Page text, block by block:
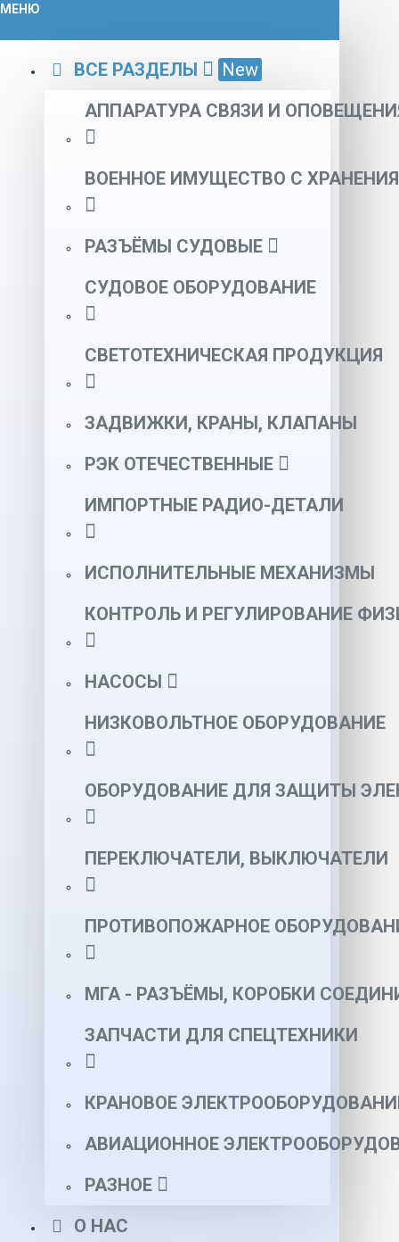
МЕНЮ
ВСЕ РАЗДЕЛЫ
New
АППАРАТУРА СВЯЗИ И
ВОЕННОЕ ИМУЩЕСТВО С ХРАНЕНИЯ
РАЗЪЁМЫ СУДОВЫЕ
СУДОВОЕ ОБОРУДОВАНИЕ
СВЕТОТЕХНИЧЕСКАЯ ПРОДУКЦИЯ
ЗАДВИЖКИ, КРАНЫ, КЛАПАНЫ
РЭК ОТЕЧЕСТВЕННЫЕ
ИМПОРТНЫЕ РАДИО-ДЕТАЛИ
ИСПОЛНИТЕЛЬНЫЕ МЕХАНИЗМЫ
КОНТРОЛЬ И РЕГУЛИРОВАНИЕ
НАСОСЫ
НИЗКОВОЛЬТНОЕ ОБОРУДОВАНИЕ
ОБОРУДОВАНИЕ ДЛЯ ЗАЩИТЫ
ПЕРЕКЛЮЧАТЕЛИ, ВЫКЛЮЧАТЕЛИ
ПРОТИВОПОЖАРНОЕ
МГА - РАЗЪЁМЫ, КОРОБКИ
ЗАПЧАСТИ ДЛЯ СПЕЦТЕХНИКИ
КРАНОВОЕ
АВИАЦИОННОЕ
РАЗНОЕ
О НАС